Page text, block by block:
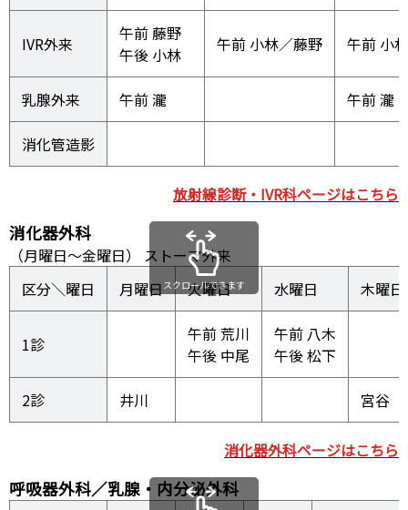
IVR外来
午前 藤野
午後 小林
午前 小林／藤野 午前 小
乳腺外来 午前 瀧 午前 瀧
消化管造影
放射線診断・IVR科ページはこちら
消化器外科
（月曜日～金曜日） ストーマ外来
区分＼曜日
月曜日 火曜日 水曜日 木曜日
1診
午前 荒川
午後 中尾
午前 八木
午後 松下
2診 井川 宮谷
スクロールできます
消化器外科ページはこちら
呼吸器外科／乳腺・内分泌外科